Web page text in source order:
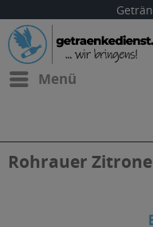
Menü
Rohrauer